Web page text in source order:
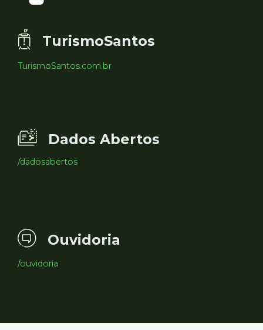
TurismoSantos
TurismoSantos.com.br
Dados Abertos
/dadosabertos
Ouvidoria
/ouvidoria